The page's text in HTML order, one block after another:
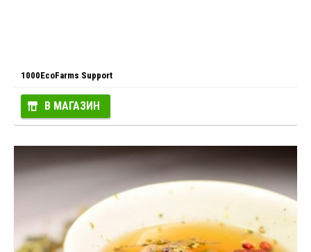
1000EcoFarms Support
В МАГАЗИН